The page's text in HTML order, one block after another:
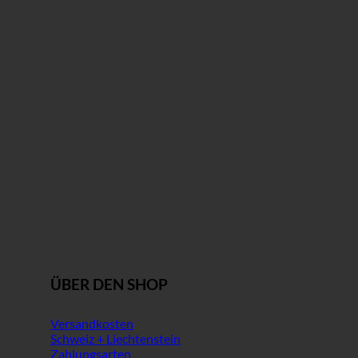
ÜBER DEN SHOP
Versandkosten
Schweiz + Liechtenstein
Zahlungsarten